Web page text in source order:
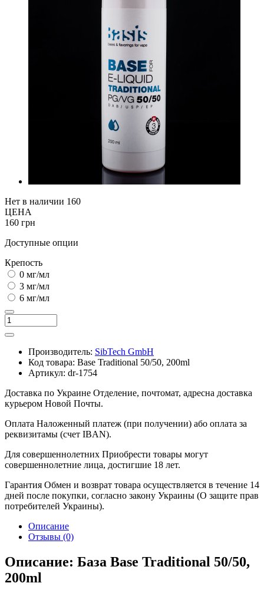
Нет в наличии 160
ЦЕНА
160 грн
Доступные опции
Крепость
0 мг/мл
3 мг/мл
6 мг/мл
Производитель: SibTech GmbH
Код товара: Base Traditional 50/50, 200ml
Артикул: dr-1754
Доставка по Украине Отделение, почтомат, адресна доставка
курьером Новой Почты.
Оплата Наложенный платеж (при получении) або оплата за
реквизитамы (счет IBAN).
Для совершеннолетних Приобрести товары могут
совершеннолетние лица, достигшие 18 лет.
Гарантия Обмен и возврат товара осуществляется в течение 14
дней после покупки, согласно закону Украины (О защите прав
потребителей Украины).
Описание
Отзывы (0)
Описание: База Base Traditional 50/50,
200ml